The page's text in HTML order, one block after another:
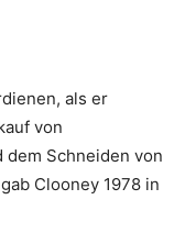
als er
von
dem Schneiden von
Clooney 1978 in